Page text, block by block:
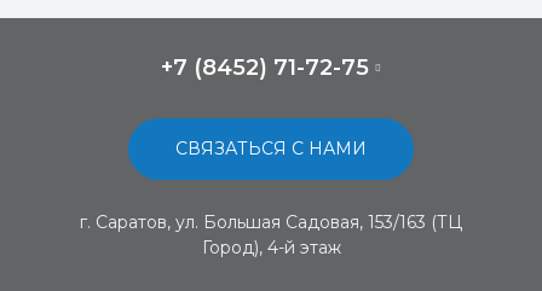
+7 (8452) 71-72-75
СВЯЗАТЬСЯ С НАМИ
г. Саратов, ул. Большая Садовая, 153/163 (ТЦ
Город), 4-й этаж